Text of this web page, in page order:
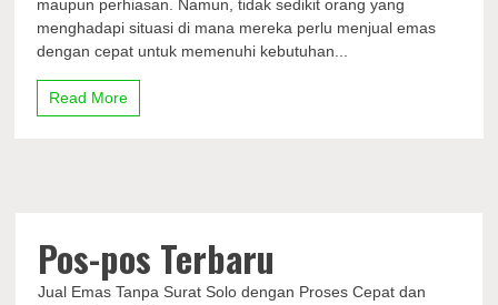
Surat
Solo
dengan
maupun perhiasan. Namun, tidak sedikit orang yang
menghadapi situasi di mana mereka perlu menjual emas
dengan cepat untuk memenuhi kebutuhan...
Read More
Pos-pos Terbaru
Jual Emas Tanpa Surat Solo dengan Proses Cepat dan